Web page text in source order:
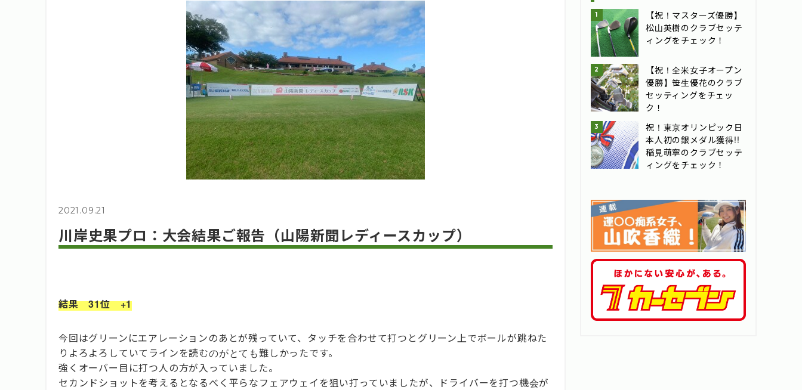
2021.09.21
川岸史果プロ：大会結果ご報告（山陽新聞レディースカップ）
結果 31位 +1
今回はグリーンにエアレーションのあとが残っていて、タッチを合わせて打つとグリーン上でボールが跳ねた
りよろよろしていてラインを読むのがとても難しかったです。
強くオーバー目に打つ人の方が入っていました。
セカンドショットを考えるとなるべく平らなフェアウェイを狙い打っていましたが、ドライバーを打つ機会が
【祝！マスターズ優勝】
松山英樹のクラブセッテ
ィングをチェック！
【祝！全米女子オープン
優勝】笹生優花のクラブ
セッティングをチェッ
ク！
祝！東京オリンピック日
本人初の銀メダル獲得!!
稲見萌寧のクラブセッテ
ィングをチェック！